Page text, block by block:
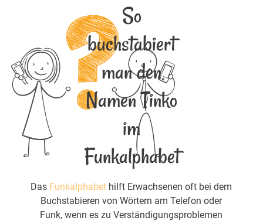
So
buchstabiert
man den
Namen Tinko
im
Funkalphabet
Das Funkalphabet hilft Erwachsenen oft bei dem
Buchstabieren von Wörtern am Telefon oder
Funk, wenn es zu Verständigungsproblemen